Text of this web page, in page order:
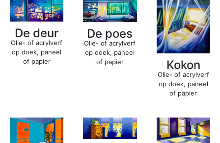
De deur
Olie- of acrylverf
op doek, paneel
of papier
De poes
Olie- of acrylverf
op doek, paneel
of papier
Kokon
Olie- of acrylverf
op doek, paneel
of papier